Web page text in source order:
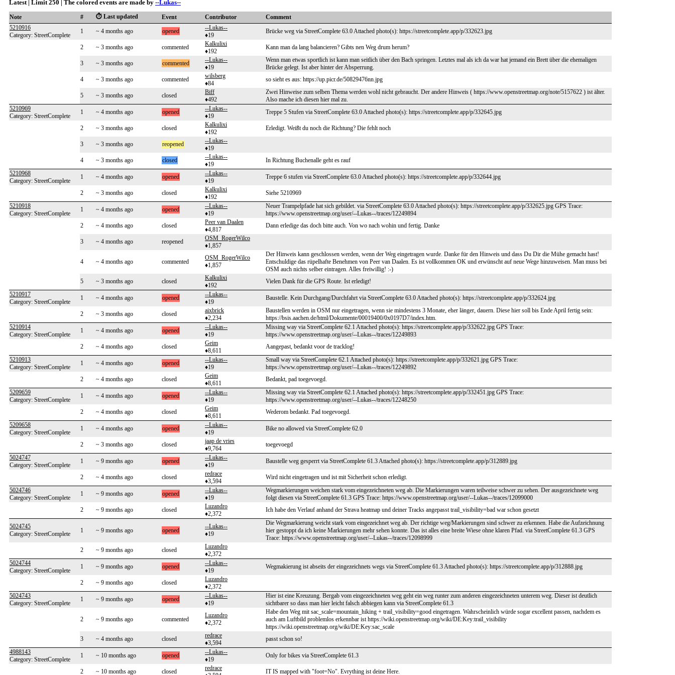
Latest | Limit 250 | The colored events are made by --Lukas--
Note # ⏱️ Last updated Event Contributor
Comment
5210916
Category: StreetComplete
1 ~ 4 months ago opened
--Lukas--
♦19
Brücke weg via StreetComplete 63.0 Attached photo(s): https://streetcomplete.app/p/332623.jpg
2 ~ 3 months ago commented
Kalkulixi
♦192
Kann man da lang balancieren? Gibts nen Weg drum herum?
3 ~ 3 months ago commented
--Lukas--
♦19
Wenn man etwas sportlich ist kann man seitlich über den Bach springen. Letztes mal als ich da war hat jemand ein Brett über die ehemaligen
Brücke gelegt. Ist aber hinter der Absperrung.
4
~ 3 months ago commented
wilsberg
♦84
so sieht es aus: https://up.picr.de/50829476nn.jpg
5 ~ 3 months ago closed
Biff
♦492
Zwei Hinweise zum selben Thema werden wohl nicht gebraucht. Der andere Hinweis ( https://www.openstreetmap.org/note/5157622 ) ist älter.
Also mache ich diesen hier mal zu.
5210969
Category: StreetComplete
1 ~ 4 months ago opened
--Lukas--
♦19
Treppe 5 Stufen via StreetComplete 63.0 Attached photo(s): https://streetcomplete.app/p/332645.jpg
2 ~ 3 months ago closed
Kalkulixi
♦192
Erledigt. Weißt du noch die Richtung? Die fehlt noch
3 ~ 3 months ago reopened
--Lukas--
♦19
4
~ 3 months ago closed
--Lukas--
♦19
In Richtung Buchenalle geht es rauf
5210968
Category: StreetComplete
1 ~ 4 months ago opened
--Lukas--
♦19
Treppe 6 stufen via StreetComplete 63.0 Attached photo(s): https://streetcomplete.app/p/332644.jpg
2 ~ 3 months ago closed
Kalkulixi
♦192
Siehe 5210969
5210918
Category: StreetComplete
1 ~ 4 months ago opened
--Lukas--
♦19
Neuer Trampelpfade hat sich gebildet. via StreetComplete 63.0 Attached photo(s): https://streetcomplete.app/p/332625.jpg GPS Trace:
https://www.openstreetmap.org/user/--Lukas--/traces/12249894
2
~ 4 months ago closed
Peer van Daalen
♦4,817
Dann erledige das doch bitte auch. Von wo nach wohin und fertig. Danke
3 ~ 4 months ago reopened
OSM_RogerWilco
♦1,857
4 ~ 4 months ago commented
OSM_RogerWilco
♦1,857
Der Hinweis kann geschlossen werden, wenn der Weg eingetragen wurde. Danke für den Hinweis und dass Du Dir die Mühe gemacht hast!
Entschuldige das rüpelhafte Benehmen von Peer van Daalen. Es ist vollkommen OK und erwünscht auf neue Wege hinzuweisen. Man muss bei
OSM auch nichts selber eintragen. Alles freiwillig! :-)
5
~ 3 months ago closed
Kalkulixi
♦192
Vielen Dank für die GPS Route. Ist erledigt!
5210917
Category: StreetComplete
1 ~ 4 months ago opened
--Lukas--
♦19
Baustelle. Kein Durchgang/Durchfahrt via StreetComplete 63.0 Attached photo(s): https://streetcomplete.app/p/332624.jpg
2 ~ 3 months ago closed
aixbrick
♦2,234
Baustellen werden in OSM nur eingetragen, wenn sie mindestens 3 Monate, eher länger, dauern. Diese hier soll bis Ende April fertig sein:
https://bsis.aachen.de/html/Dokumente/00019400/0x0197D7/index.htm.
5210914
Category: StreetComplete
1 ~ 4 months ago opened
--Lukas--
♦19
Missing way via StreetComplete 62.1 Attached photo(s): https://streetcomplete.app/p/332622.jpg GPS Trace:
https://www.openstreetmap.org/user/--Lukas--/traces/12249893
2
~ 4 months ago closed
Geim
♦8,611
Aangepast, bedankt voor de tracklog!
5210913
Category: StreetComplete
1 ~ 4 months ago opened
--Lukas--
♦19
Small way via StreetComplete 62.1 Attached photo(s): https://streetcomplete.app/p/332621.jpg GPS Trace:
https://www.openstreetmap.org/user/--Lukas--/traces/12249892
2
~ 4 months ago closed
Geim
♦8,611
Bedankt, pad toegevoegd.
5209659
Category: StreetComplete
1 ~ 4 months ago opened
--Lukas--
♦19
Missing way via StreetComplete 62.1 Attached photo(s): https://streetcomplete.app/p/332451.jpg GPS Trace:
https://www.openstreetmap.org/user/--Lukas--/traces/12248250
2
~ 4 months ago closed
Geim
♦8,611
Wederom bedankt. Pad toegevoegd.
5209658
Category: StreetComplete
1 ~ 4 months ago opened
--Lukas--
♦19
Bike no allowed via StreetComplete 62.0
2 ~ 3 months ago closed
jaap de vries
♦9,764
toegevoegd
5024747
Category: StreetComplete
1 ~ 9 months ago opened
--Lukas--
♦19
Baustelle weg gesperrt via StreetComplete 61.3 Attached photo(s): https://streetcomplete.app/p/312889.jpg
2 ~ 4 months ago closed
redrace
♦3,594
Wird nicht eingetragen und ist mit Sicherheit schon erledigt.
5024746
Category: StreetComplete
1 ~ 9 months ago opened
--Lukas--
♦19
Wegmarkierungen weichen stark vom eingezeichneten weg ab. Die Markierungen waren teilweise schwer zu sehen. Der ausgezeichnete weg
folgt diesen via StreetComplete 61.3 GPS Trace: https://www.openstreetmap.org/user/--Lukas--/traces/12099000
2
~ 9 months ago closed
Luzandro
♦2,372
Ich habe den Verlauf anhand der Strava heatmap und deiner Tracks angepasst trail_visibility=bad war schon gesetzt
5024745
Category: StreetComplete
1 ~ 9 months ago opened
--Lukas--
♦19
Die Wegmarkierung weicht stark vom eingezeichnet weg ab. Der richtige weg/Markierungen sind schwer zu erkennen. Habe die Aufzeichnung
hier gestoppt da ich keine Markierungen mehr sehen konnte. Das ist alles eine breite Wiese ohne klaren Pfad. via StreetComplete 61.3 GPS
Trace: https://www.openstreetmap.org/user/--Lukas--/traces/12098999
2
~ 9 months ago closed
Luzandro
♦2,372
5024744
Category: StreetComplete
1 ~ 9 months ago opened
--Lukas--
♦19
Wegmakierung ist abseits der eingezeichnets wegs via StreetComplete 61.3 Attached photo(s): https://streetcomplete.app/p/312888.jpg
2 ~ 9 months ago closed
Luzandro
♦2,372
5024743
Category: StreetComplete
1 ~ 9 months ago opened
--Lukas--
♦19
Hier ist eine Kreuzung. Bergab vom eingezeichneten weg geht ein weg runter zum anderen eingezeichneten unterem weg. Dieser ist deutlich
sichtbarer so dass man hier leicht falsch abbiegen kann via StreetComplete 61.3
2 ~ 9 months ago commented
Luzandro
♦2,372
Habe den Weg mit sac_scale=mountain_hiking + trail_visibility=good eingetragen. Wahrscheinlich würde sogar excellent passen, nachdem es
auch am Luftbild problemlos erkennbar ist https://wiki.openstreetmap.org/wiki/DE:Key:trail_visibility
https://wiki.openstreetmap.org/wiki/DE:Key:sac_scale
3
~ 4 months ago closed
redrace
♦3,594
passt schon so!
4988143
Category: StreetComplete
1 ~ 10 months ago opened
--Lukas--
♦19
Only for bikes via StreetComplete 61.3
2 ~ 10 months ago closed
redrace
IT IS mapped with "foot=No". Evrything ist deine Here.